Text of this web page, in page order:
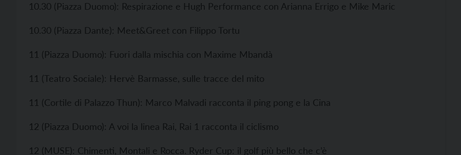
10.30 (Piazza Duomo): Respirazione e Hugh Performance con Arianna Errigo e Mike Maric
10.30 (Piazza Dante): Meet&Greet con Filippo Tortu
11 (Piazza Duomo): Fuori dalla mischia con Maxime Mbandà
11 (Teatro Sociale): Hervè Barmasse, sulle tracce del mito
11 (Cortile di Palazzo Thun): Marco Malvadi racconta il ping pong e la Cina
12 (Piazza Duomo): A voi la linea Rai, Rai 1 racconta il ciclismo
12 (MUSE): Chimenti, Montali e Rocca. Ryder Cup: il golf più bello che c’è